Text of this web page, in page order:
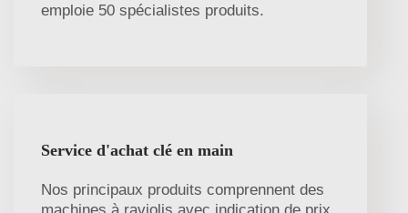
emploie 50 spécialistes produits.
Service d'achat clé en main
Nos principaux produits comprennent des